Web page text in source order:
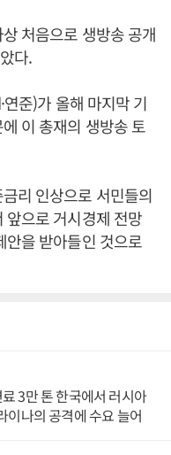
처음으로 생방송 공개
다.
준)가 올해 마지막 기
이 총재의 생방송 토
리 인상으로 서민들의
앞으로 거시경제 전망
안을 받아들인 것으로
3만 톤 한국에서 러시아
이나의 공격에 수요 늘어